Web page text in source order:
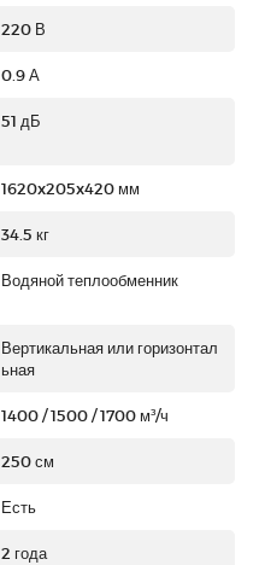
220 В
0.9 А
51 дБ
1620x205x420 мм
34.5 кг
Водяной теплообменник
Вертикальная или горизонтал
ьная
1400 / 1500 / 1700 м³/ч
250 см
Есть
2 года